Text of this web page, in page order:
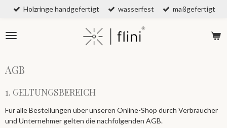
Zum
springen
Holzringe handgefertigt wasserfest maßgefertigt
AGB
1. GELTUNGSBEREICH
Für alle Bestellungen über unseren Online-Shop durch Verbraucher
und Unternehmer gelten die nachfolgenden AGB.